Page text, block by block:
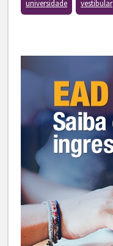
universidade vestibular